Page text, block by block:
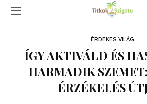
ÉRDEKES VILÁG
ÍGY AKTIVÁLD ÉS
HARMADIK
ÉRZÉKELÉS